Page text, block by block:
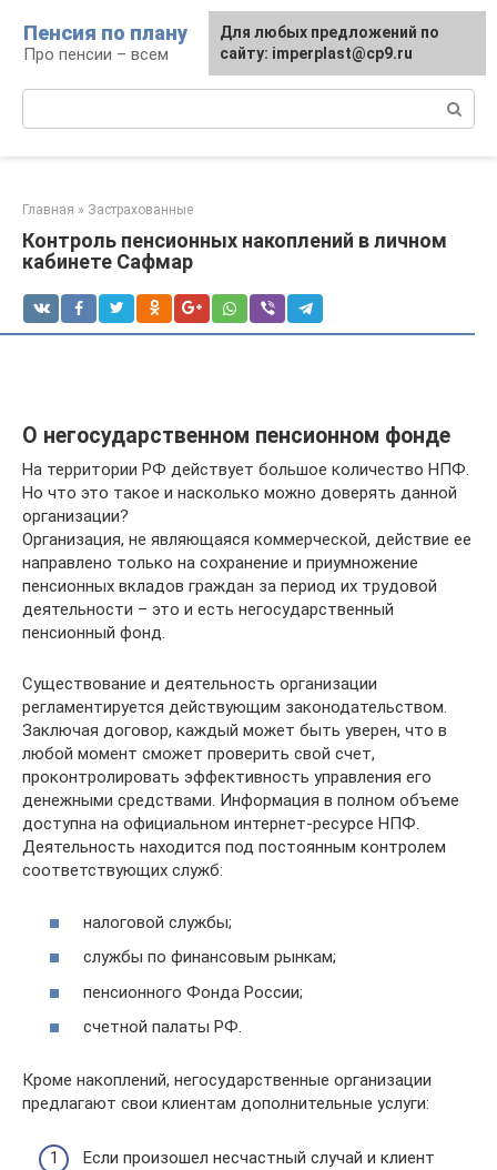
контенту
Пенсия по плану
Про пенсии – всем
Главная » Застрахованные
Контроль пенсионных накоплений в личном
кабинете Сафмар
О негосударственном пенсионном фонде
На территории РФ действует большое количество НПФ.
Но что это такое и насколько можно доверять данной
организации?
Организация, не являющаяся коммерческой, действие ее
направлено только на сохранение и приумножение
пенсионных вкладов граждан за период их трудовой
деятельности – это и есть негосударственный
пенсионный фонд.
Существование и деятельность организации
регламентируется действующим законодательством.
Заключая договор, каждый может быть уверен, что в
любой момент сможет проверить свой счет,
проконтролировать эффективность управления его
денежными средствами. Информация в полном объеме
доступна на официальном интернет-ресурсе НПФ.
Деятельность находится под постоянным контролем
соответствующих служб:
налоговой службы;
службы по финансовым рынкам;
пенсионного Фонда России;
счетной палаты РФ.
Кроме накоплений, негосударственные организации
предлагают свои клиентам дополнительные услуги:
Если произошел несчастный случай и клиент
Для любых предложений по
сайту: imperplast@cp9.ru